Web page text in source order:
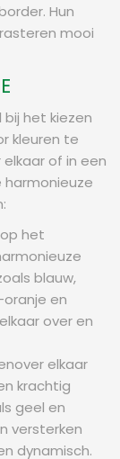
Hun
mooi
bij het kiezen
kleuren te
of in een
harmonieuze
het
blauw,
en
over en
elkaar
krachtig
geel en
versterken
dynamisch.